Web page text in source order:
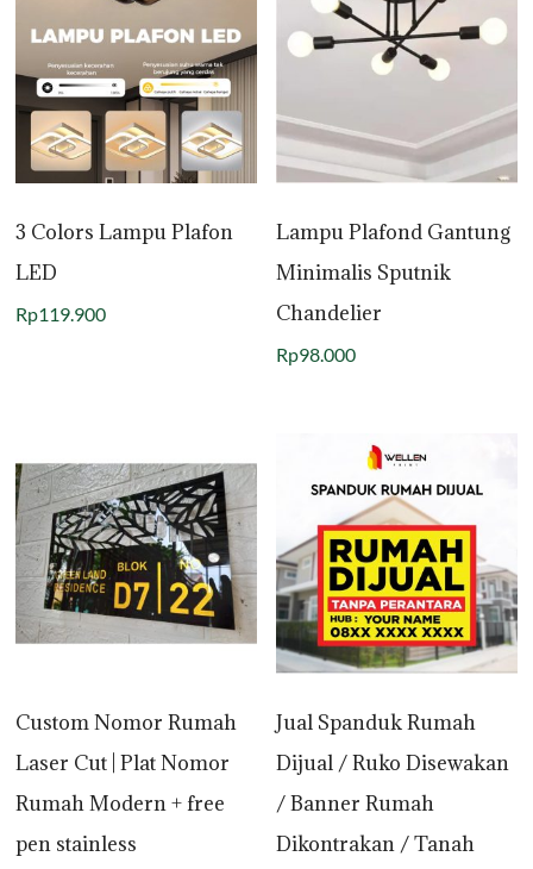
3 Colors Lampu Plafon
LED
Rp119.900
Lampu Plafond Gantung
Minimalis Sputnik
Chandelier
Rp98.000
Custom Nomor Rumah
Laser Cut | Plat Nomor
Rumah Modern + free
pen stainless
Jual Spanduk Rumah
Dijual / Ruko Disewakan
/ Banner Rumah
Dikontrakan / Tanah